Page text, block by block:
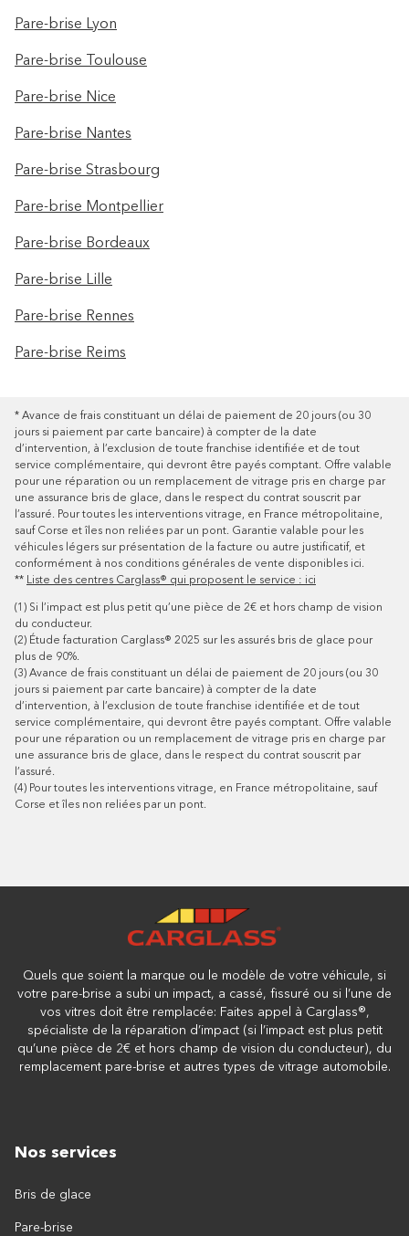
Pare-brise Lyon
Pare-brise Toulouse
Pare-brise Nice
Pare-brise Nantes
Pare-brise Strasbourg
Pare-brise Montpellier
Pare-brise Bordeaux
Pare-brise Lille
Pare-brise Rennes
Pare-brise Reims
* Avance de frais constituant un délai de paiement de 20 jours (ou 30
jours si paiement par carte bancaire) à compter de la date
d’intervention, à l’exclusion de toute franchise identifiée et de tout
service complémentaire, qui devront être payés comptant. Offre valable
pour une réparation ou un remplacement de vitrage pris en charge par
une assurance bris de glace, dans le respect du contrat souscrit par
l’assuré. Pour toutes les interventions vitrage, en France métropolitaine,
sauf Corse et îles non reliées par un pont. Garantie valable pour les
véhicules légers sur présentation de la facture ou autre justificatif, et
conformément à nos conditions générales de vente disponibles ici.
** Liste des centres Carglass® qui proposent le service : ici
(1) Si l’impact est plus petit qu’une pièce de 2€ et hors champ de vision
du conducteur.
(2) Étude facturation Carglass® 2025 sur les assurés bris de glace pour
plus de 90%.
(3) Avance de frais constituant un délai de paiement de 20 jours (ou 30
jours si paiement par carte bancaire) à compter de la date
d’intervention, à l’exclusion de toute franchise identifiée et de tout
service complémentaire, qui devront être payés comptant. Offre valable
pour une réparation ou un remplacement de vitrage pris en charge par
une assurance bris de glace, dans le respect du contrat souscrit par
l’assuré.
(4) Pour toutes les interventions vitrage, en France métropolitaine, sauf
Corse et îles non reliées par un pont.
Quels que soient la marque ou le modèle de votre véhicule, si
votre pare-brise a subi un impact, a cassé, fissuré ou si l’une de
vos vitres doit être remplacée: Faites appel à Carglass®,
spécialiste de la réparation d’impact (si l’impact est plus petit
qu’une pièce de 2€ et hors champ de vision du conducteur), du
remplacement pare-brise et autres types de vitrage automobile.
Nos services
Bris de glace
Pare-brise